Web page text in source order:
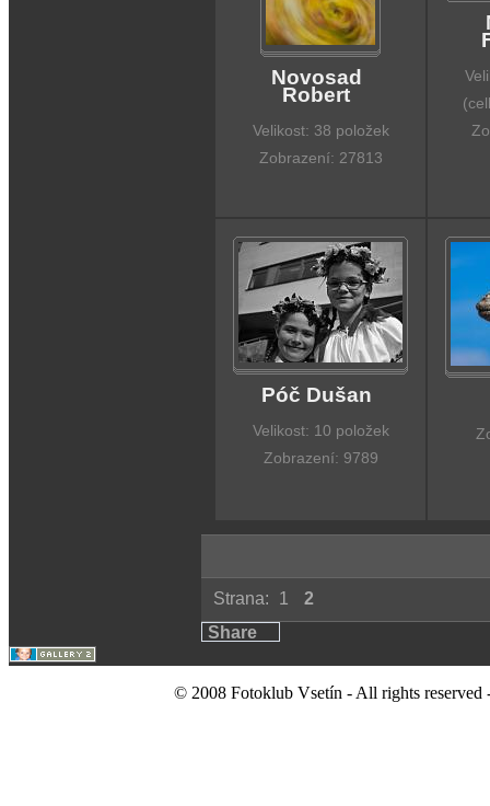
Novosad
Robert
Velikost: 38 položek
Zobrazení: 27813
Póč Dušan
Velikost: 10 položek
Zobrazení: 9789
Strana: 1
2
Share
© 2008 Fotoklub Vsetín - All rights reserved